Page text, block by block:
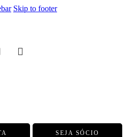
Skip to footer
SEJA SÓCIO